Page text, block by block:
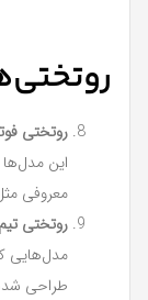
روتختی
این مدل‌ها
معروفی
روتختی
مدل‌هایی
طراحی